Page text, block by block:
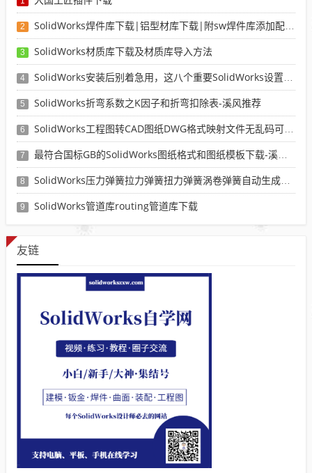
2 SolidWorks焊件库下载|铝型材库下载|附sw焊件库添加配置使用教程
3 SolidWorks材质库下载及材质库导入方法
4 SolidWorks安装后别着急用，这八个重要SolidWorks设置可以提高你的画图效率
5 SolidWorks折弯系数之K因子和折弯扣除表-溪风推荐
6 SolidWorks工程图转CAD图纸DWG格式映射文件无乱码可分层-溪风亲测推荐
7 最符合国标GB的SolidWorks图纸格式和图纸模板下载-溪风专用版
8 SolidWorks压力弹簧拉力弹簧扭力弹簧涡卷弹簧自动生成宏程序下载
9 SolidWorks管道库routing管道库下载
友链